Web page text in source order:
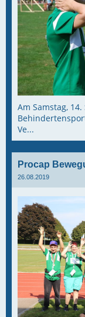
Am Samstag,
Ve...
Procap
26.08.2019